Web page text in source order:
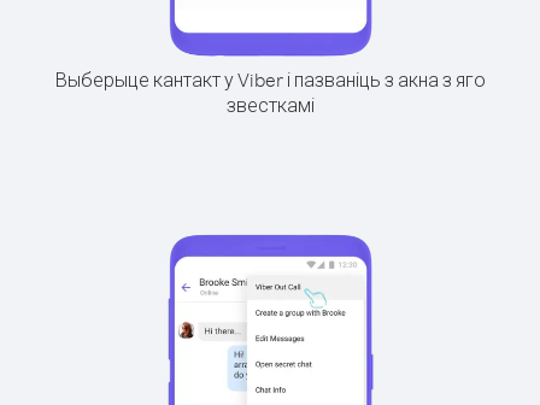
Выберыце кантакт у Viber і пазваніць з акна з яго
звесткамі